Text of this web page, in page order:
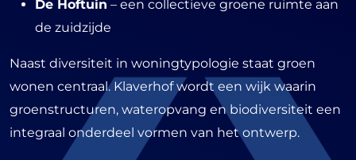
De Hoftuin – een collectieve groene ruimte aan
de zuidzijde
Naast diversiteit in woningtypologie staat groen
wonen centraal. Klaverhof wordt een wijk waarin
groenstructuren, wateropvang en biodiversiteit een
integraal onderdeel vormen van het ontwerp.